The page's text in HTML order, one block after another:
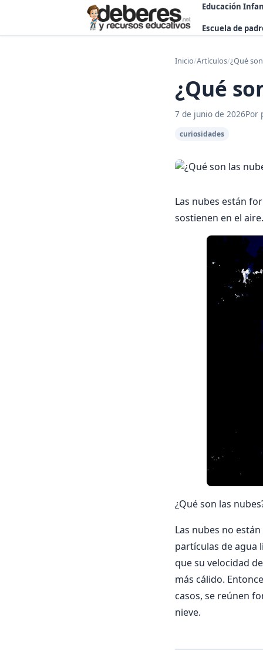
Educación
Escuela de
Inicio/Artículos/¿Qué
¿Qué
7 de junio de 2026Por
curiosidades
Las nubes están
sostienen en el
¿Qué son las
Las nubes no
partículas de agua
que su velocidad
más cálido.
casos, se reúnen
nieve.